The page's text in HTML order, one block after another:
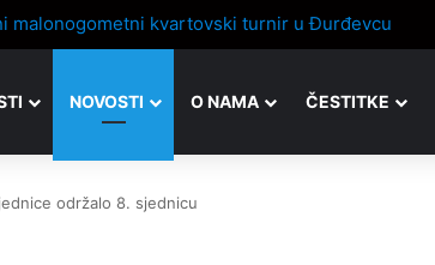
NOVOSTI O NAMA ČESTITKE
održalo 8. sjednicu